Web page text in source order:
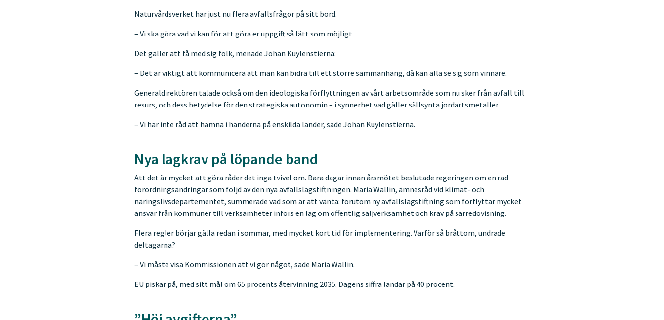
Naturvårdsverket har just nu flera avfallsfrågor på sitt bord.
– Vi ska göra vad vi kan för att göra er uppgift så lätt som möjligt.
Det gäller att få med sig folk, menade Johan Kuylenstierna:
– Det är viktigt att kommunicera att man kan bidra till ett större sammanhang, då kan alla se sig som vinnare.
Generaldirektören talade också om den ideologiska förflyttningen av vårt arbetsområde som nu sker från avfall till
resurs, och dess betydelse för den strategiska autonomin – i synnerhet vad gäller sällsynta jordartsmetaller.
– Vi har inte råd att hamna i händerna på enskilda länder, sade Johan Kuylenstierna.
Nya lagkrav på löpande band
Att det är mycket att göra råder det inga tvivel om. Bara dagar innan årsmötet beslutade regeringen om en rad
förordningsändringar som följd av den nya avfallslagstiftningen. Maria Wallin, ämnesråd vid klimat- och
näringslivsdepartementet, summerade vad som är att vänta: förutom ny avfallslagstiftning som förflyttar mycket
ansvar från kommuner till verksamheter införs en lag om offentlig säljverksamhet och krav på särredovisning.
Flera regler börjar gälla redan i sommar, med mycket kort tid för implementering. Varför så bråttom, undrade
deltagarna?
– Vi måste visa Kommissionen att vi gör något, sade Maria Wallin.
EU piskar på, med sitt mål om 65 procents återvinning 2035. Dagens siffra landar på 40 procent.